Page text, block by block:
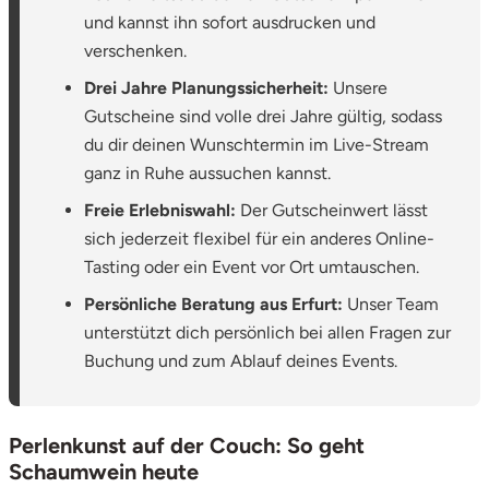
und kannst ihn sofort ausdrucken und
verschenken.
Drei Jahre Planungssicherheit: Unsere
Gutscheine sind volle drei Jahre gültig, sodass
du dir deinen Wunschtermin im Live-Stream
ganz in Ruhe aussuchen kannst.
Freie Erlebniswahl: Der Gutscheinwert lässt
sich jederzeit flexibel für ein anderes Online-
Tasting oder ein Event vor Ort umtauschen.
Persönliche Beratung aus Erfurt: Unser Team
unterstützt dich persönlich bei allen Fragen zur
Buchung und zum Ablauf deines Events.
Perlenkunst auf der Couch: So geht
Schaumwein heute
Neumünster
Nordwestmecklenburg
Nürnberg
Oberhavel
Oder-Spree
Osnabrück